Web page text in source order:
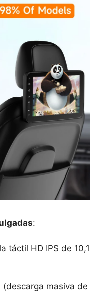
:
táctil HD IPS de 10,1
masiva de